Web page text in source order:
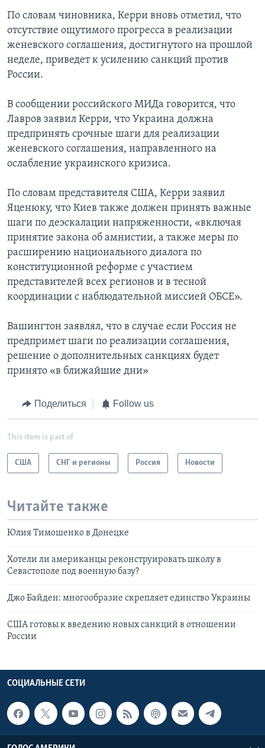
По словам чиновника, Керри вновь отметил, что
отсутствие ощутимого прогресса в реализации
женевского соглашения, достигнутого на прошлой
неделе, приведет к усилению санкций против
России.
В сообщении российского МИДа говорится, что
Лавров заявил Керри, что Украина должна
предпринять срочные шаги для реализации
женевского соглашения, направленного на
ослабление украинского кризиса.
По словам представителя США, Керри заявил
Яценюку, что Киев также должен принять важные
шаги по деэскалации напряженности, «включая
принятие закона об амнистии, а также меры по
расширению национального диалога по
конституционной реформе с участием
представителей всех регионов и в тесной
координации с наблюдательной миссией ОБСЕ».
Вашингтон заявлял, что в случае если Россия не
предпримет шаги по реализации соглашения,
решение о дополнительных санкциях будет
принято «в ближайшие дни»
Поделиться Follow us
This item is part of
США СНГ и регионы Россия Новости
Читайте также
Юлия Тимошенко в Донецке
Хотели ли американцы реконструировать школу в
Севастополе под военную базу?
Джо Байден: многообразие скрепляет единство Украины
США готовы к введению новых санкций в отношении
России
СОЦИАЛЬНЫЕ СЕТИ